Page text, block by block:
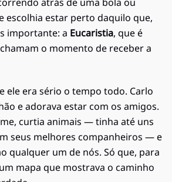
escolhia estar perto daquilo que,
importante: a Eucaristia, que é
chamam o momento de receber a
ele era sério o tempo todo. Carlo
e adorava estar com os amigos.
curtia animais — tinha até uns
seus melhores companheiros — e
qualquer um de nós. Só que, para
mapa que mostrava o caminho